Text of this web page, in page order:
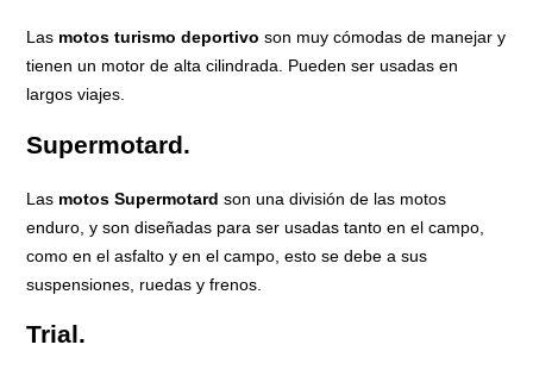
Las motos turismo deportivoson muy cómodas de manejar y
tienen un motor de alta cilindrada. Pueden ser usadas en
largos viajes.
Supermotard.
Las motos Supermotard son una división de las motos
enduro, y son diseñadas para ser usadas tanto en el campo,
como en el asfalto y en el campo, esto se debe a sus
suspensiones, ruedas y frenos.
Trial.